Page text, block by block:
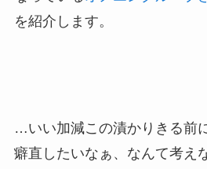
を紹介します。
…いい加減この漬かりきる前
癖直したいなぁ、なんて考え